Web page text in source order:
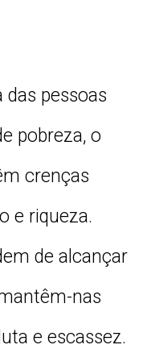
das pessoas
pobreza, o
crenças
e riqueza.
de alcançar
nas
e escassez.